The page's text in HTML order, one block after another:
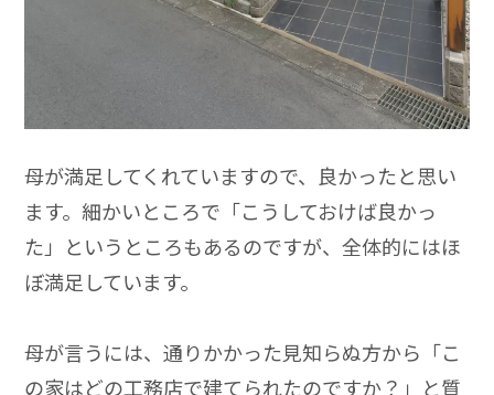
母が満足してくれていますので、良かったと思い
ます。細かいところで「こうしておけば良かっ
た」というところもあるのですが、全体的にはほ
ぼ満足しています。
母が言うには、通りかかった見知らぬ方から「こ
の家はどの工務店で建てられたのですか？」と質